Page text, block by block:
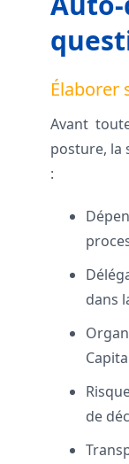
Élaborer
Avant
posture, la
:
dans
de